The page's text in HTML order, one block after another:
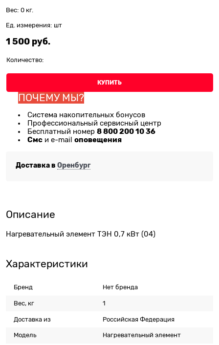
Вес: 0 кг.
Ед. измерения: шт
1 500 руб.
Количество:
КУПИТЬ
ПОЧЕМУ МЫ?
Система накопительных бонусов
Профессиональный сервисный центр
Бесплатный номер 8 800 200 10 36
Смс и e-mail оповещения
Доставка в Оренбург
Описание
Нагревательный элемент ТЭН 0,7 кВт (04)
Характеристики
Бренд Нет бренда
Вес, кг 1
Доставка из Российская Федерация
Модель Нагревательный элемент